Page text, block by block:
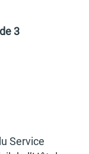
3
Service